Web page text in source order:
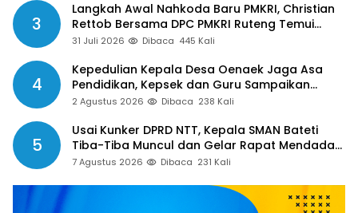
3
Langkah Awal Nahkoda Baru PMKRI, Christian
Rettob Bersama DPC PMKRI Ruteng Temui
Bupati Manggarai Perkuat Kolaborasi Masa
31 Juli 2026 Dibaca 445 Kali
4
Kepedulian Kepala Desa Oenaek Jaga Asa
Pendidikan, Kepsek dan Guru Sampaikan
Apresiasi
2 Agustus 2026 Dibaca 238 Kali
5
Usai Kunker DPRD NTT, Kepala SMAN Bateti
Tiba-Tiba Muncul dan Gelar Rapat Mendadak,
Guru Pertanyakan Hak 15 Persen yang Belum
7 Agustus 2026 Dibaca 231 Kali